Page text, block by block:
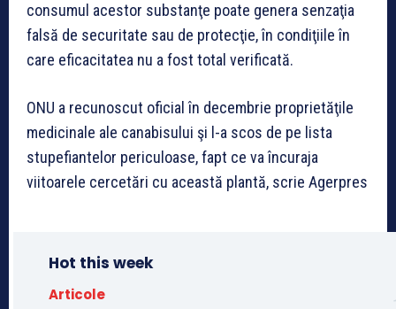
consumul acestor substanţe poate genera senzaţia
falsă de securitate sau de protecţie, în condiţiile în
care eficacitatea nu a fost total verificată.
ONU a recunoscut oficial în decembrie proprietăţile
medicinale ale canabisului şi l-a scos de pe lista
stupefiantelor periculoase, fapt ce va încuraja
viitoarele cercetări cu această plantă, scrie Agerpres
Hot this week
Articole